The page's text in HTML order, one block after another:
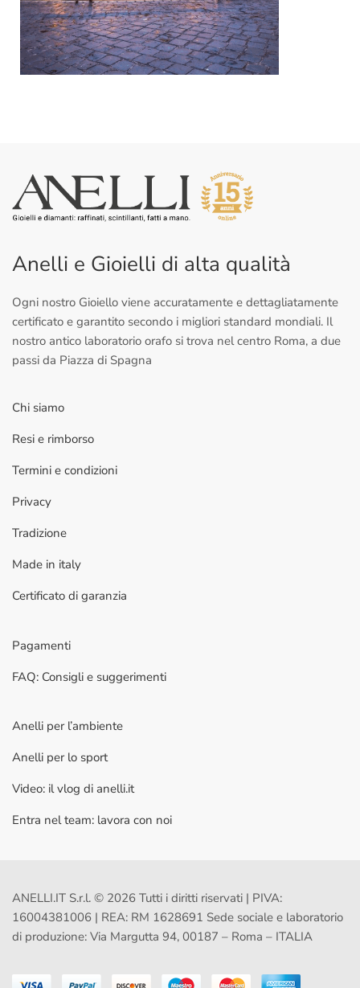
Anelli e Gioielli di alta qualità
Ogni nostro Gioiello viene accuratamente e dettagliatamente
certificato e garantito secondo i migliori standard mondiali. Il
nostro antico laboratorio orafo si trova nel centro Roma, a due
passi da Piazza di Spagna
Chi siamo
Resi e rimborso
Termini e condizioni
Privacy
Tradizione
Made in italy
Certificato di garanzia
Pagamenti
FAQ: Consigli e suggerimenti
Anelli per l’ambiente
Anelli per lo sport
Video: il vlog di anelli.it
Entra nel team: lavora con noi
ANELLI.IT S.r.l. © 2026 Tutti i diritti riservati | PIVA:
16004381006 | REA: RM 1628691 Sede sociale e laboratorio
di produzione: Via Margutta 94, 00187 – Roma – ITALIA